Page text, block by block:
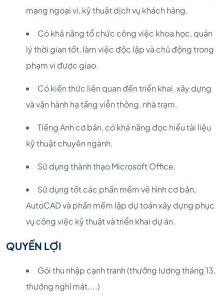
mạng ngoại vi, kỹ thuật dịch vụ khách hàng.
Có khả năng tổ chức công việc khoa học, quản
lý thời gian tốt, làm việc độc lập và chủ động trong
phạm vi được giao.
Có kiến thức liên quan đến triển khai, xây dựng
và vận hành hạ tầng viễn thông, nhà trạm.
Tiếng Anh cơ bản, có khả năng đọc hiểu tài liệu
kỹ thuật chuyên ngành.
Sử dụng thành thạo Microsoft Office.
Sử dụng tốt các phần mềm vẽ hình cơ bản,
AutoCAD và phần mềm lập dự toán xây dựng phục
vụ công việc kỹ thuật và triển khai dự án.
QUYỀN LỢI
Gói thu nhập cạnh tranh (thưởng lương tháng 13,
thưởng nghỉ mát....)